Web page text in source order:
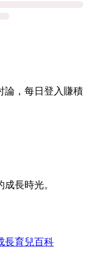
論，每日登入賺積
長時光。
長育兒百科